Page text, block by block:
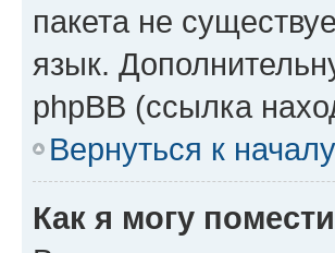
пакета не
язык.
phpBB (ссылка
Вернуться к началу
Как я могу